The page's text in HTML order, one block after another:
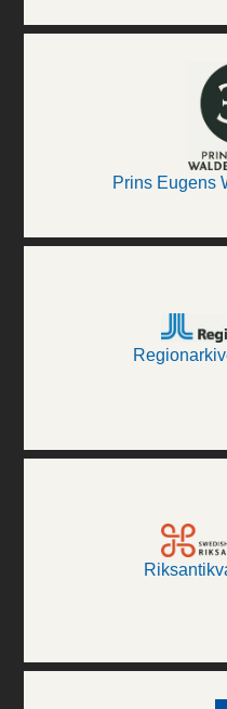
Prins Eugens